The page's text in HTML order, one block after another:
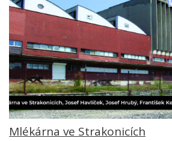
Mlékárna ve Strakonicích